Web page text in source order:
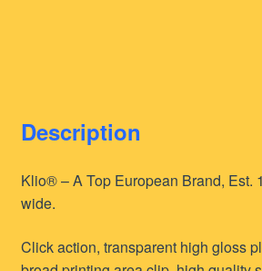
Description
Klio® – A Top European Brand, Est.
wide.
Click action, transparent high gloss